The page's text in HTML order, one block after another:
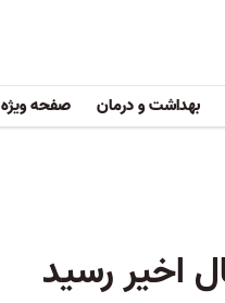
بهداشت و درمان صفحه ویژه